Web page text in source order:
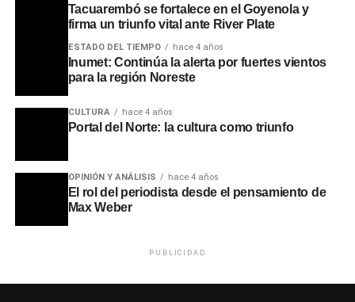
Tacuarembó se fortalece en el Goyenola y
firma un triunfo vital ante River Plate
ESTADO DEL TIEMPO hace 4 años
Inumet: Continúa la alerta por fuertes vientos
para la región Noreste
CULTURA hace 4 años
Portal del Norte: la cultura como triunfo
OPINIÓN Y ANÁLISIS hace 4 años
El rol del periodista desde el pensamiento de
Max Weber
PUBLICIDAD